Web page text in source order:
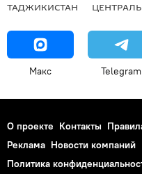
ТАДЖИКИСТАН
Макс Telegram
О проекте Контакты
Реклама Новости компаний
Политика